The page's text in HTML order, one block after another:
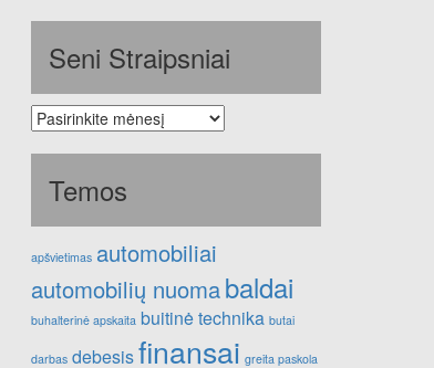
Seni Straipsniai
Seni
straipsniai
Temos
apšvietimas automobiliai
automobilių nuomabaldai
buhalterinė apskaita buitinė technika butai
darbas debesisfinansai greita paskola